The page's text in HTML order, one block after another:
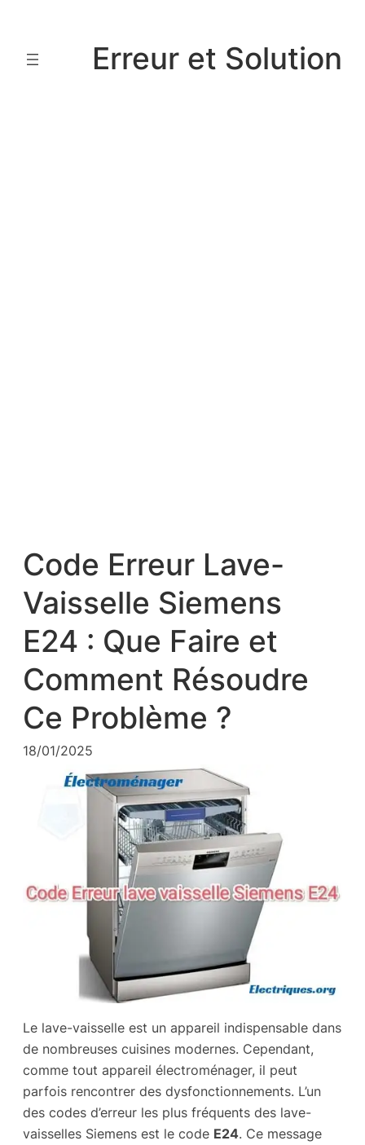
contenu
Erreur et Solution
Code Erreur Lave-
Vaisselle Siemens
E24 : Que Faire et
Comment Résoudre
Ce Problème ?
18/01/2025
Le lave-vaisselle est un appareil indispensable dans
de nombreuses cuisines modernes. Cependant,
comme tout appareil électroménager, il peut
parfois rencontrer des dysfonctionnements. L’un
des codes d’erreur les plus fréquents des lave-
vaisselles Siemens est le code E24. Ce message